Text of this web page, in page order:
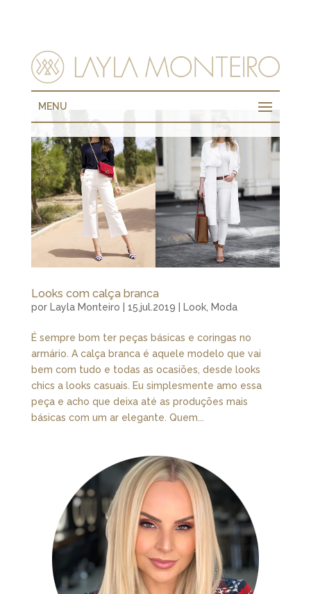
MENU
Looks com calça branca
por Layla Monteiro 15.jul.2019 Look, Moda
É sempre bom ter peças básicas e coringas no
armário. A calça branca é aquele modelo que vai
bem com tudo e todas as ocasiões, desde looks
chics a looks casuais. Eu simplesmente amo essa
peça e acho que deixa até as produções mais
básicas com um ar elegante. Quem...